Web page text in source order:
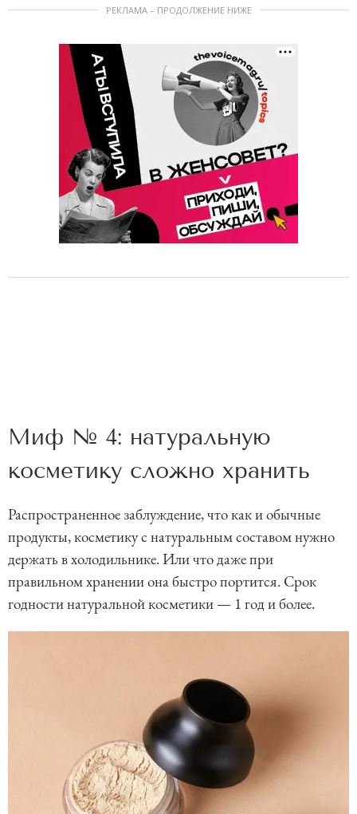
РЕКЛАМА – ПРОДОЛЖЕНИЕ НИЖЕ
Миф № 4: натуральную
косметику сложно хранить
Распространенное заблуждение, что как и обычные
продукты, косметику с натуральным составом нужно
держать в холодильнике. Или что даже при
правильном хранении она быстро портится. Срок
годности натуральной косметики — 1 год и более.